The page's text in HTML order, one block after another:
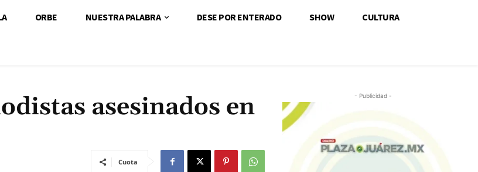
ORBE NUESTRA PALABRA DESE POR ENTERADO SHOW CULTURA
asesinados en
Cuota
- Publicidad -